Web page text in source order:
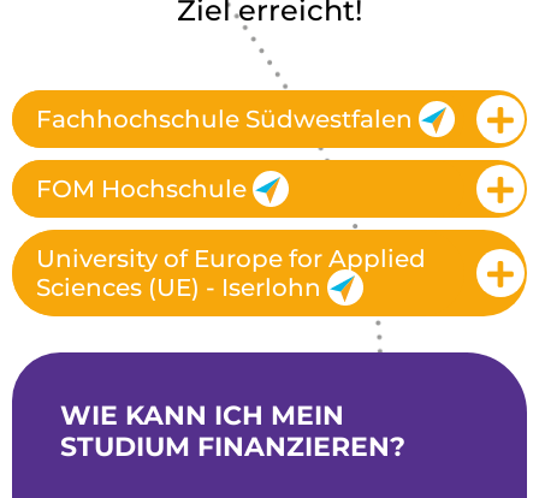
Ziel erreicht!
Fachhochschule Südwestfalen
FOM Hochschule
University of Europe for Applied
Sciences (UE) - Iserlohn
WIE KANN ICH MEIN
STUDIUM FINANZIEREN?